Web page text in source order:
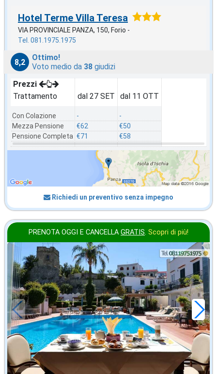
Hotel Terme Villa Teresa
VIA PROVINCIALE PANZA, 150, Forio -
Tel. 081.1975.1975
8,2
Ottimo!
Voto medio da 38 giudizi
Prezzi
Trattamento
Con Colazione
Mezza Pensione
Pensione Completa
dal 27 SET
-
€62
€71
dal 11 OTT
-
€50
€58
Richiedi un preventivo senza impegno
PRENOTA OGGI E CANCELLA GRATIS. Scopri di più!
ottobre
in offerta da
€69,00
a notte